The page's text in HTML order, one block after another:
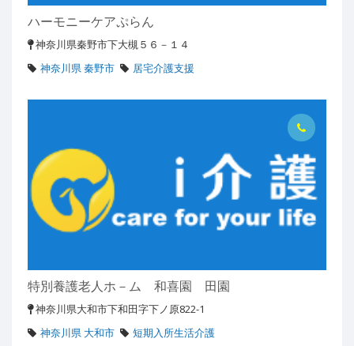
ハーモニーケアぷらん
神奈川県秦野市下大槻５６－１４
神奈川県 秦野市
居宅介護支援
特別養護老人ホ－ム 和喜園 田園
神奈川県大和市下和田字下ノ原822-1
神奈川県 大和市
短期入所生活介護